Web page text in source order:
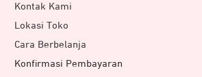
Kontak Kami
Lokasi Toko
Cara Berbelanja
Konfirmasi Pembayaran